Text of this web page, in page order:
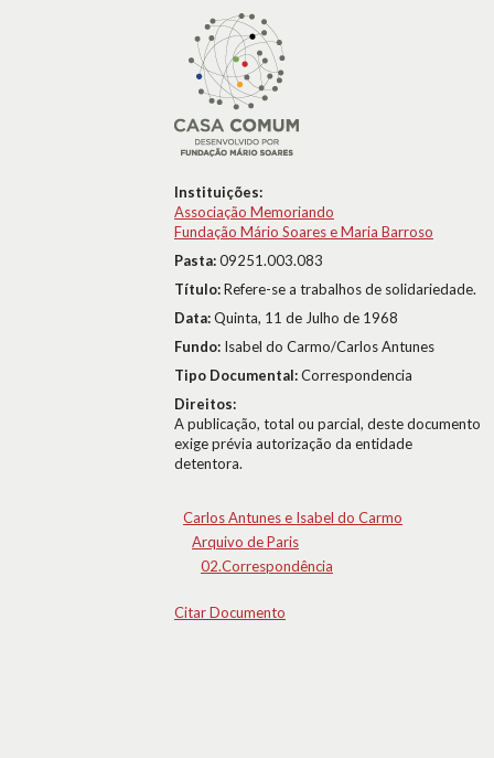
Instituições:
Associação Memoriando
Fundação Mário Soares e Maria Barroso
Pasta:09251.003.083
Título:Refere-se a trabalhos de solidariedade.
Data:Quinta, 11 de Julho de 1968
Fundo: Isabel do Carmo/Carlos Antunes
Tipo Documental:Correspondencia
Direitos:
A publicação, total ou parcial, deste documento
exige prévia autorização da entidade
detentora.
Carlos Antunes e Isabel do Carmo
Arquivo de Paris
02.Correspondência
Citar Documento